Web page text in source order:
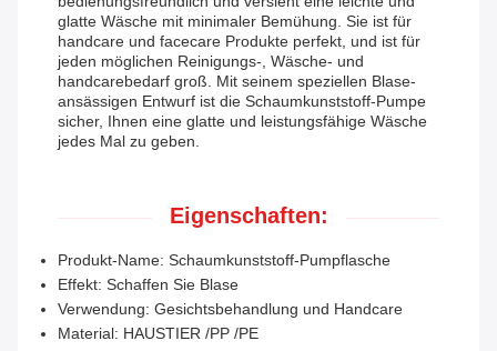
glatte Wäsche mit minimaler Bemühung. Sie ist für
handcare und facecare Produkte perfekt, und ist für
jeden möglichen Reinigungs-, Wäsche- und
handcarebedarf groß. Mit seinem speziellen Blase-
ansässigen Entwurf ist die Schaumkunststoff-Pumpe
sicher, Ihnen eine glatte und leistungsfähige Wäsche
jedes Mal zu geben.
Eigenschaften:
Produkt-Name: Schaumkunststoff-Pumpflasche
Effekt: Schaffen Sie Blase
Verwendung: Gesichtsbehandlung und Handcare
Material: HAUSTIER /PP /PE